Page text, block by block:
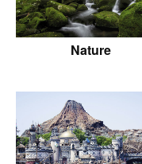
Nature